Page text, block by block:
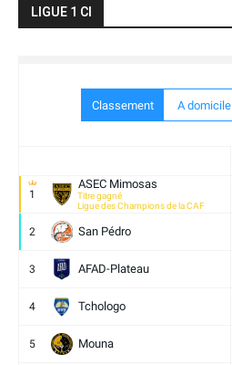
LIGUE 1 CI
Classement A domicile
1
ASEC Mimosas
Titre gagné
Ligue des Champions de la CAF
2 San Pédro
3 AFAD-Plateau
4 Tchologo
5 Mouna